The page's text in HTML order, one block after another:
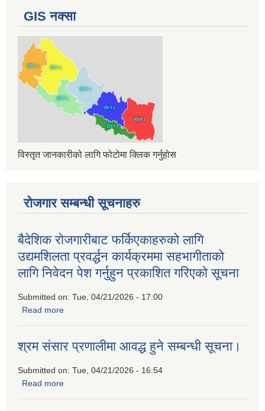
GIS नक्सा
विस्तृत जानकारीको लागि फोटोमा क्लिक गर्नुहोस
रोजगार सम्बन्धी सूचनाहरु
बैदेशिक रोजगारीबाट फर्किएकाहरुको लागि
उद्यमशिलता प्रवर्द्धन कार्यक्रममा सहभागीताको
लागि निवेदन पेश गर्नुहुन प्रकाशित गरिएको सूचना
Submitted on: Tue, 04/21/2026 - 17:00
Read more
श्रम संसार प्रणालीमा आवद्ध हुने सम्बन्धी सूचना।
Submitted on: Tue, 04/21/2026 - 16:54
Read more